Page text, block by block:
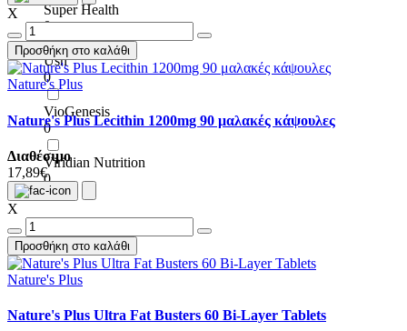
Super Health
0
Usn
0
VioGenesis
0
Viridian Nutrition
0
X
Προσθήκη στο καλάθι
Nature's Plus
Nature's Plus Lecithin 1200mg 90 μαλακές κάψουλες
Διαθέσιμο
17,89€
X
Προσθήκη στο καλάθι
Nature's Plus
Nature's Plus Ultra Fat Busters 60 Bi-Layer Tablets